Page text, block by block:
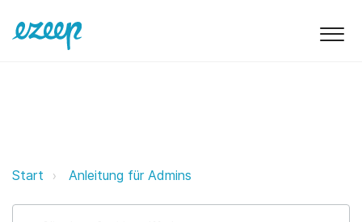
Benutzer und
Start Anleitung für Admins